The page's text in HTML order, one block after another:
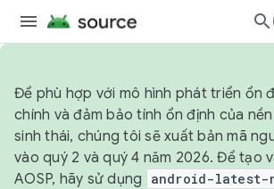
Để phù hợp với mô hình phát triển ổn
chính và đảm bảo tính ổn định của
sinh thái, chúng tôi sẽ xuất bản mã
vào quý 2 và quý 4 năm 2026. Để tạo
AOSP, hãy sử dụng
android-latest-